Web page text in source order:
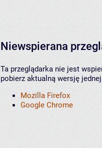
Niewspierana
Ta przeglądarka nie jest
pobierz aktualną wersję
Mozilla Firefox
Google Chrome